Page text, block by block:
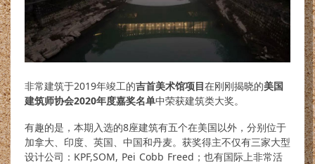
非常建筑于2019年竣工的吉首美术馆项目在刚刚揭晓的美国
建筑师协会2020年度嘉奖名单中荣获建筑类大奖。
有趣的是，本期入选的8座建筑有五个在美国以外，分别位于
加拿大、印度、英国、中国和丹麦。获奖得主不仅有三家大型
设计公司：KPF,SOM, Pei Cobb Freed；也有国际上非常活